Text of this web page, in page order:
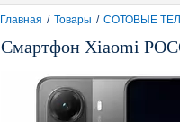
Главная / Товары / СОТОВЫЕ
Смартфон Xiaomi